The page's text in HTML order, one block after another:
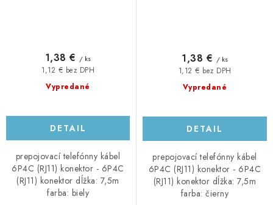
Vypredané
1,12 € bez DPH
1,38 € / ks
DETAIL
prepojovací telefónny kábel
6P4C (RJ11) konektor - 6P4C
(RJ11) konektor dĺžka: 7,5m
farba: biely
Vypredané
1,12 € bez DPH
1,38 € / ks
DETAIL
prepojovací telefónny kábel
6P4C (RJ11) konektor - 6P4C
(RJ11) konektor dĺžka: 7,5m
farba: čierny